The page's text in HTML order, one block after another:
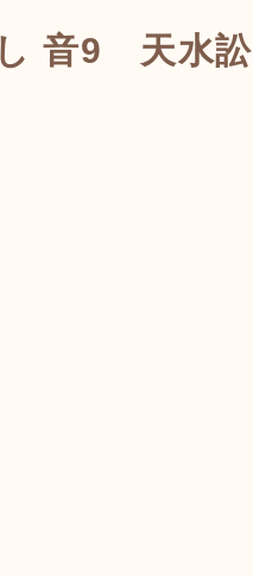
音9 天水訟